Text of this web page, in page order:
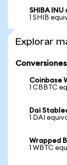
SHIBA
1 SHIB
Explorar
Coinbase
1 CBBTC
Dai
1 DAI
Wrapped
1 WBTC